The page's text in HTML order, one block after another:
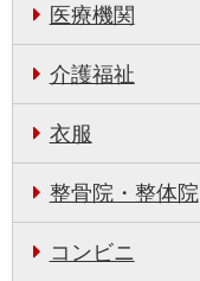
医療機関
介護福祉
衣服
整骨院・整体院
コンビニ